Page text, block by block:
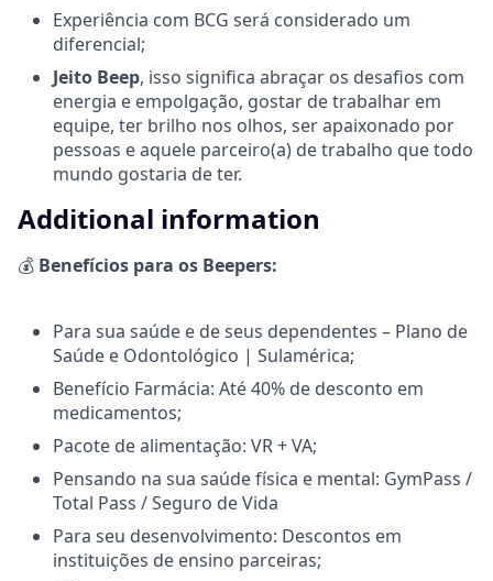
Experiência com BCG será considerado um
diferencial;
Jeito Beep, isso significa abraçar os desafios com
energia e empolgação, gostar de trabalhar em
equipe, ter brilho nos olhos, ser apaixonado por
pessoas e aquele parceiro(a) de trabalho que todo
mundo gostaria de ter.
Additional information
💰 Benefícios para os Beepers:
Para sua saúde e de seus dependentes – Plano de
Saúde e Odontológico | Sulamérica;
Benefício Farmácia: Até 40% de desconto em
medicamentos;
Pacote de alimentação: VR + VA;
Pensando na sua saúde física e mental: GymPass /
Total Pass / Seguro de Vida
Para seu desenvolvimento: Descontos em
instituições de ensino parceiras;